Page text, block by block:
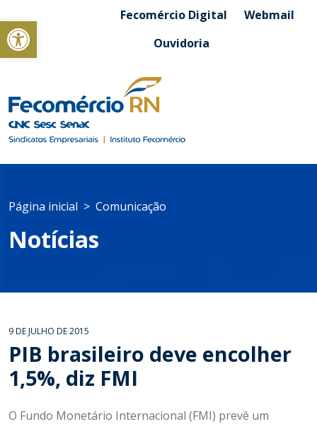
Abrir a barra de ferramentasFecomércio Digital
Webmail
Ouvidoria
Página inicial Comunicação
Notícias
9 DE JULHO DE 2015
PIB brasileiro deve encolher
1,5%, diz FMI
O Fundo Monetário Internacional (FMI) prevê um